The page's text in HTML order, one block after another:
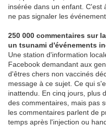
insérée dans un enfant. C'est
ne pas signaler les
250 000 commentaires sur
un tsunami d'événements
Une station d'information
Facebook demandant aux
d'êtres chers non vaccinés
message à ce sujet. Ce qui
inattendu. En cinq jours, plus
des commentaires, mais pas
les commentaires parlent de
temps après l'injection ou